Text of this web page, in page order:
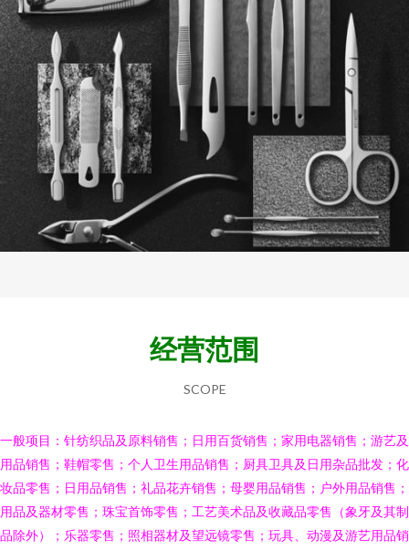
经营范围
SCOPE
一般项目：针纺织品及原料销售；日用百货销售；家用电器销售；游艺及
用品销售；鞋帽零售；个人卫生用品销售；厨具卫具及日用杂品批发；化
妆品零售；日用品销售；礼品花卉销售；母婴用品销售；户外用品销售；
用品及器材零售；珠宝首饰零售；工艺美术品及收藏品零售（象牙及其制
品除外）；乐器零售；照相器材及望远镜零售；玩具、动漫及游艺用品销